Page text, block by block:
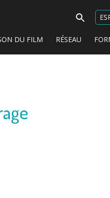
Search
for:
DU FILM RÉSEAU